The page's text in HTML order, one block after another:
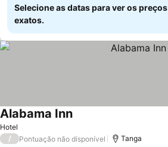
Selecione as datas para ver os preços
exatos.
Hotel
Alabama Inn
/ Pontuação não disponível Tanga